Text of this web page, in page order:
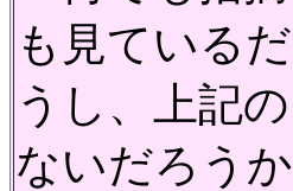
も見ている
うし、上記
ないだろうか